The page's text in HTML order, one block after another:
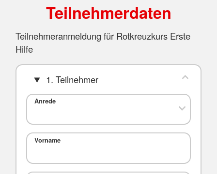
Teilnehmerdaten
Teilnehmeranmeldung für Rotkreuzkurs Erste
Hilfe
1. Teilnehmer
Anrede
Vorname